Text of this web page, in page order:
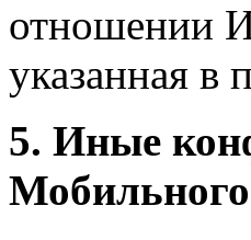
отношении
указанная в
5. Иные